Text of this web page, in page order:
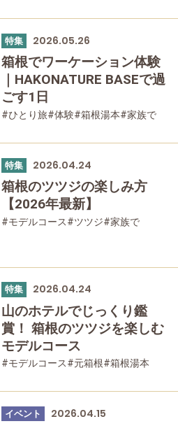
#乗り物#公園・自然#母と娘で
特集 2026.05.26
箱根でワーケーション体験
｜HAKONATURE BASEで過
ごす1日
#ひとり旅#体験#箱根湯本#家族で
特集 2026.04.24
箱根のツツジの楽しみ方
【2026年最新】
#モデルコース#ツツジ#家族で
特集 2026.04.24
山のホテルでじっくり鑑
賞！ 箱根のツツジを楽しむ
モデルコース
#モデルコース#元箱根#箱根湯本
#友人グループで#公園・自然
イベント 2026.04.15